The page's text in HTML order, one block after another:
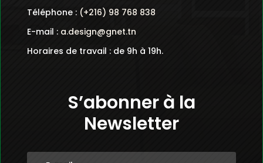
Téléphone :(+216) 98 768 838
E-mail : a.design@gnet.tn
Horaires de travail : de 9h à 19h.
S’abonner à la
Newsletter